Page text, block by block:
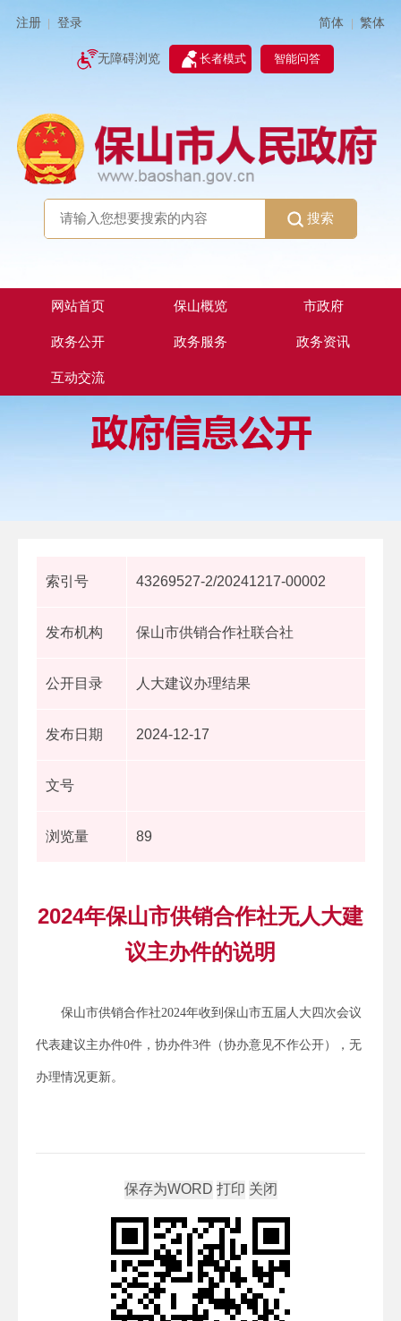
注册 登录 简体 | 繁体
无障碍浏览 长者模式 智能问答
搜索
网站首页 保山概览 市政府
政务公开 政务服务 政务资讯
互动交流
索引号 43269527-2/20241217-00002
发布机构 保山市供销合作社联合社
公开目录 人大建议办理结果
发布日期 2024-12-17
文号
浏览量 89
2024年保山市供销合作社无人大建
议主办件的说明
保山市供销合作社2024年收到保山市五届人大四次会议
代表建议主办件0件，协办件3件（协办意见不作公开），无
办理情况更新。